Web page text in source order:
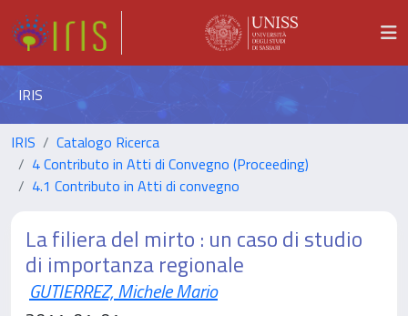
IRIS
IRIS
Catalogo Ricerca
4 Contributo in Atti di Convegno (Proceeding)
4.1 Contributo in Atti di convegno
La filiera del mirto : un caso di studio
di importanza regionale
GUTIERREZ, Michele Mario